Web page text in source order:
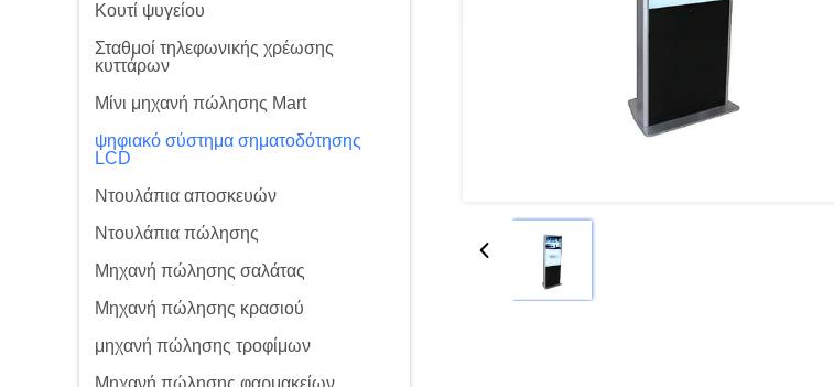
Κουτί ψυγείου
Σταθμοί τηλεφωνικής χρέωσης
κυττάρων
Μίνι μηχανή πώλησης Mart
ψηφιακό σύστημα σηματοδότησης
LCD
Ντουλάπια αποσκευών
Ντουλάπια πώλησης
Μηχανή πώλησης σαλάτας
Μηχανή πώλησης κρασιού
μηχανή πώλησης τροφίμων
Μηχανή πώλησης φαρμακείων